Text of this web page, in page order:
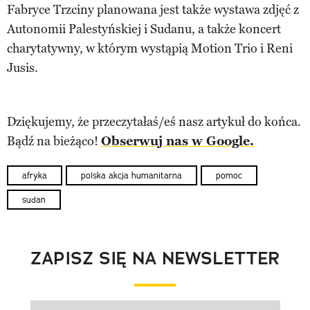
Fabryce Trzciny planowana jest także wystawa zdjęć z
Autonomii Palestyńskiej i Sudanu, a także koncert
charytatywny, w którym wystąpią Motion Trio i Reni
Jusis.
Dziękujemy, że przeczytałaś/eś nasz artykuł do końca.
Bądź na bieżąco! Obserwuj nas w Google.
afryka polska akcja humanitarna pomoc
sudan
ZAPISZ SIĘ NA NEWSLETTER